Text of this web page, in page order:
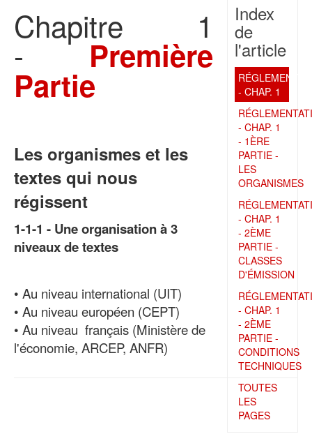
Index
de
l'article
- CHAP. 1
- CHAP. 1
- 1ÈRE
PARTIE -
LES
ORGANISMES
- CHAP. 1
- 2ÈME
PARTIE -
CLASSES
D'ÉMISSION
- CHAP. 1
- 2ÈME
PARTIE -
CONDITIONS
TECHNIQUES
TOUTES
LES
PAGES
Chapitre 1
- Première
Partie
Les organismes et les
textes qui nous
régissent
1-1-1 - Une organisation à 3
niveaux de textes
• Au niveau international (UIT)
• Au niveau européen (CEPT)
• Au niveau français (Ministère de
l'économie, ARCEP, ANFR)